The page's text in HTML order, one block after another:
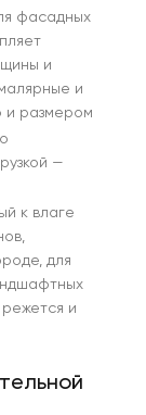
фасадных
и
и
и размером
—
к влаге
для
и